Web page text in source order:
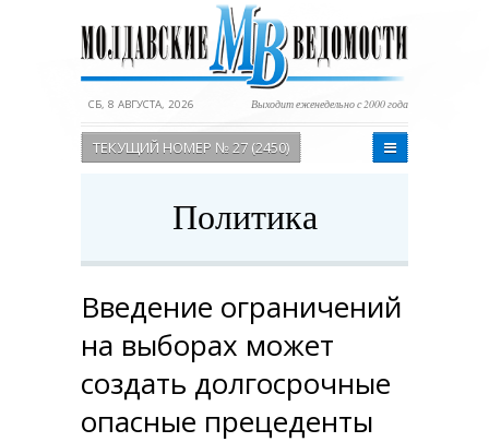
СБ, 8 АВГУСТА, 2026 Выходит еженедельно с 2000 года
ТЕКУЩИЙ НОМЕР № 27 (2450)
Политика
Введение ограничений
на выборах может
создать долгосрочные
опасные прецеденты